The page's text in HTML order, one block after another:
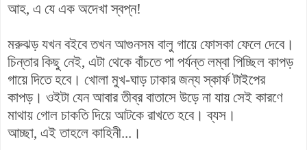
আহ, এ যে এক অদেখা স্বপ্ন!
মরুঝড় যখন বইবে তখন আগুনসম বালু গায়ে ফোসকা ফেলে দেবে।
চিন্তার কিছু নেই, এটা থেকে বাঁচতে পা পর্যন্ত লম্বা পিচ্ছিল কাপড়
গায়ে দিতে হবে। খোলা মুখ-ঘাড় ঢাকার জন্য স্কার্ফ টাইপের
কাপড়। ওইটা যেন আবার তীব্র বাতাসে উড়ে না যায় সেই কারণে
মাথায় গোল চাকতি দিয়ে আটকে রাখতে হবে। ব্যস।
আচ্ছা, এই তাহলে কাহিনী...।